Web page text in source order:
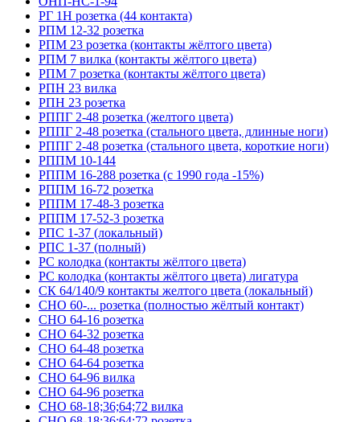
РГ 1Н розетка (44 контакта)
РПМ 12-32 розетка
РПМ 23 розетка (контакты жёлтого цвета)
РПМ 7 вилка (контакты жёлтого цвета)
РПМ 7 розетка (контакты жёлтого цвета)
РПН 23 вилка
РПН 23 розетка
РППГ 2-48 розетка (желтого цвета)
РППГ 2-48 розетка (стального цвета, длинные ноги)
РППГ 2-48 розетка (стального цвета, короткие ноги)
РППМ 10-144
РППМ 16-288 розетка (с 1990 года -15%)
РППМ 16-72 розетка
РППМ 17-48-3 розетка
РППМ 17-52-3 розетка
РПС 1-37 (локальный)
РПС 1-37 (полный)
РС колодка (контакты жёлтого цвета)
РС колодка (контакты жёлтого цвета) лигатура
СК 64/140/9 контакты желтого цвета (локальный)
СНО 60-... розетка (полностью жёлтый контакт)
СНО 64-16 розетка
СНО 64-32 розетка
СНО 64-48 розетка
СНО 64-64 розетка
СНО 64-96 вилка
СНО 64-96 розетка
СНО 68-18;36;64;72 вилка